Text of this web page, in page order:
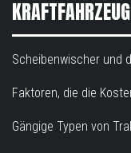
KRAFTFAHRZEUG
Scheibenwischer und
Faktoren, die die
Gängige Typen von